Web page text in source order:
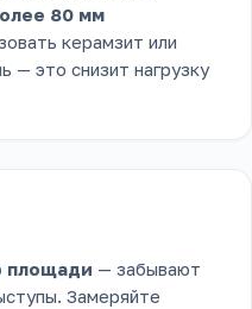
80 мм
керамзит или
— это снизит нагрузку
площади — забывают
Замеряйте